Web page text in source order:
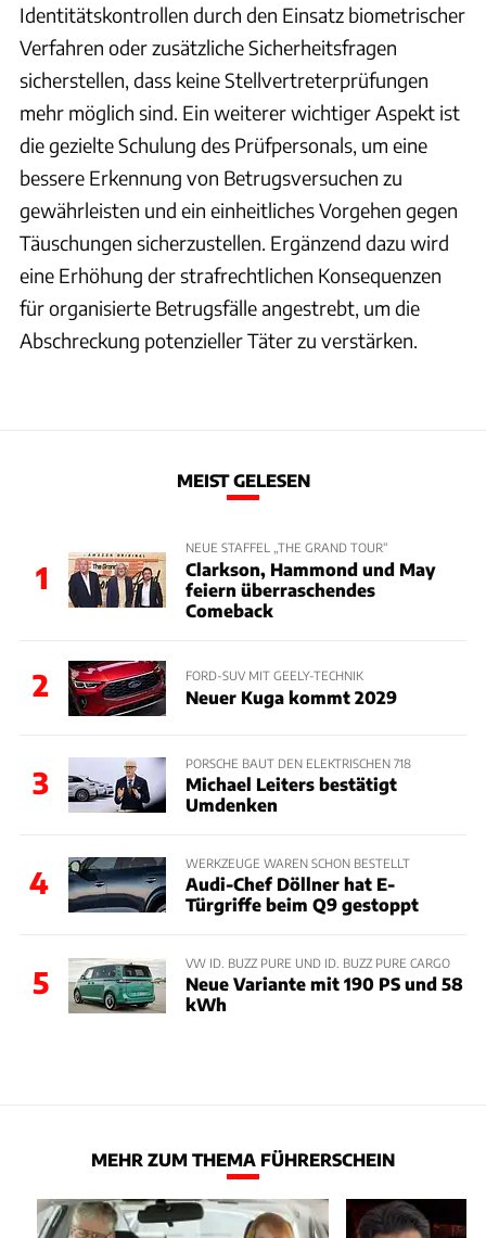
Identitätskontrollen durch den Einsatz biometrischer
Verfahren oder zusätzliche Sicherheitsfragen
sicherstellen, dass keine Stellvertreterprüfungen
mehr möglich sind. Ein weiterer wichtiger Aspekt ist
die gezielte Schulung des Prüfpersonals, um eine
bessere Erkennung von Betrugsversuchen zu
gewährleisten und ein einheitliches Vorgehen gegen
Täuschungen sicherzustellen. Ergänzend dazu wird
eine Erhöhung der strafrechtlichen Konsequenzen
für organisierte Betrugsfälle angestrebt, um die
Abschreckung potenzieller Täter zu verstärken.
MEIST GELESEN
1
NEUE STAFFEL „THE GRAND TOUR“
Clarkson, Hammond und May
feiern überraschendes
Comeback
2 FORD-SUV MIT GEELY-TECHNIK
Neuer Kuga kommt 2029
3
PORSCHE BAUT DEN ELEKTRISCHEN 718
Michael Leiters bestätigt
Umdenken
4
WERKZEUGE WAREN SCHON BESTELLT
Audi-Chef Döllner hat E-
Türgriffe beim Q9 gestoppt
5
VW ID. BUZZ PURE UND ID. BUZZ PURE CARGO
Neue Variante mit 190 PS und 58
kWh
MEHR ZUM THEMA FÜHRERSCHEIN